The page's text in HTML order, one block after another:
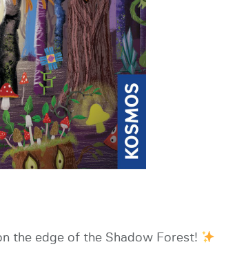
the edge of the Shadow Forest!